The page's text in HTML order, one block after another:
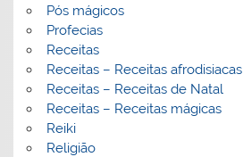
Pós mágicos
Profecias
Receitas
Receitas – Receitas afrodisiacas
Receitas – Receitas de Natal
Receitas – Receitas mágicas
Reiki
Religião